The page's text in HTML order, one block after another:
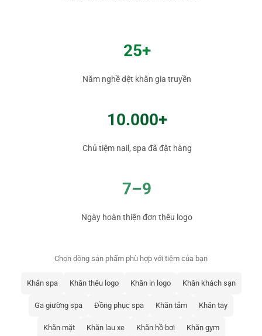
25+
Năm nghề dệt khăn gia truyền
10.000+
Chủ tiệm nail, spa đã đặt hàng
7–9
Ngày hoàn thiện đơn thêu logo
Chọn dòng sản phẩm phù hợp với tiệm của bạn
Khăn spa Khăn thêu logo Khăn in logo Khăn khách sạn
Ga giường spa Đồng phục spa Khăn tắm Khăn tay
Khăn mặt Khăn lau xe Khăn hồ bơi Khăn gym